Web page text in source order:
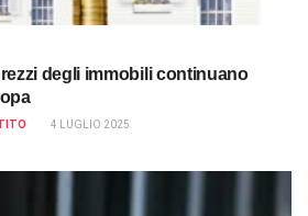
degli immobili continuano
4 LUGLIO 2025